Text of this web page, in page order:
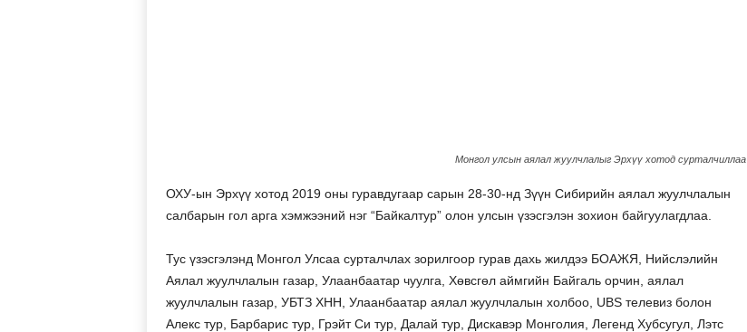
Монгол улсын аялал жуулчлалыг Эрхүү хотод сурталчиллаа
ОХУ-ын Эрхүү хотод 2019 оны гуравдугаар сарын 28-30-нд Зүүн Сибирийн аялал жуулчлалын
салбарын гол арга хэмжээний нэг “Байкалтур” олон улсын үзэсгэлэн зохион байгуулагдлаа.
Тус үзэсгэлэнд Монгол Улсаа сурталчлах зорилгоор гурав дахь жилдээ БОАЖЯ, Нийслэлийн
Аялал жуулчлалын газар, Улаанбаатар чуулга, Хөвсгөл аймгийн Байгаль орчин, аялал
жуулчлалын газар, УБТЗ ХНН, Улаанбаатар аялал жуулчлалын холбоо, UBS телевиз болон
Алекс тур, Барбарис тур, Грэйт Си тур, Далай тур, Дискавэр Монголия, Легенд Хубсугул, Лэтс